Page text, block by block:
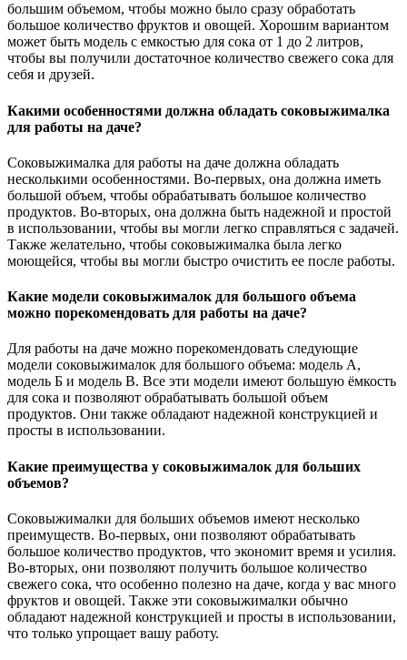
большим объемом, чтобы можно было сразу обработать
большое количество фруктов и овощей. Хорошим вариантом
может быть модель с емкостью для сока от 1 до 2 литров,
чтобы вы получили достаточное количество свежего сока для
себя и друзей.
Какими особенностями должна обладать соковыжималка
для работы на даче?
Соковыжималка для работы на даче должна обладать
несколькими особенностями. Во-первых, она должна иметь
большой объем, чтобы обрабатывать большое количество
продуктов. Во-вторых, она должна быть надежной и простой
в использовании, чтобы вы могли легко справляться с задачей.
Также желательно, чтобы соковыжималка была легко
моющейся, чтобы вы могли быстро очистить ее после работы.
Какие модели соковыжималок для большого объема
можно порекомендовать для работы на даче?
Для работы на даче можно порекомендовать следующие
модели соковыжималок для большого объема: модель А,
модель Б и модель В. Все эти модели имеют большую ёмкость
для сока и позволяют обрабатывать большой объем
продуктов. Они также обладают надежной конструкцией и
просты в использовании.
Какие преимущества у соковыжималок для больших
объемов?
Соковыжималки для больших объемов имеют несколько
преимуществ. Во-первых, они позволяют обрабатывать
большое количество продуктов, что экономит время и усилия.
Во-вторых, они позволяют получить большое количество
свежего сока, что особенно полезно на даче, когда у вас много
фруктов и овощей. Также эти соковыжималки обычно
обладают надежной конструкцией и просты в использовании,
что только упрощает вашу работу.